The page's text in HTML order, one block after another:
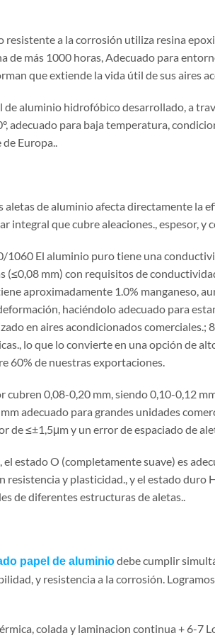
resistente a la corrosión utiliza resina
de más 1000 horas, Adecuado para
que extiende la vida útil de sus aires
aluminio hidrofóbico desarrollado, a
adecuado para baja temperatura,
Europa..
aletas de aluminio afecta directamente la
integral que cubre aleaciones., espesor, y
1060 El aluminio puro tiene una
(≤0,08 mm) con requisitos de
aproximadamente 1.0% manganeso,
haciéndolo adecuado para
en aires acondicionados comerciales.;
lo que lo convierte en una opción de
60% de nuestras exportaciones.
cubren 0,08-0,20 mm, siendo 0,10-0,12
adecuado para grandes unidades
de ≤±1,5μm y un error de espaciado de
estado O (completamente suave) es
y plasticidad., y el estado duro
de diferentes estructuras de aletas..
papel de aluminiodebe cumplir
y resistencia a la corrosión.
colada y laminacion continua + 6-7